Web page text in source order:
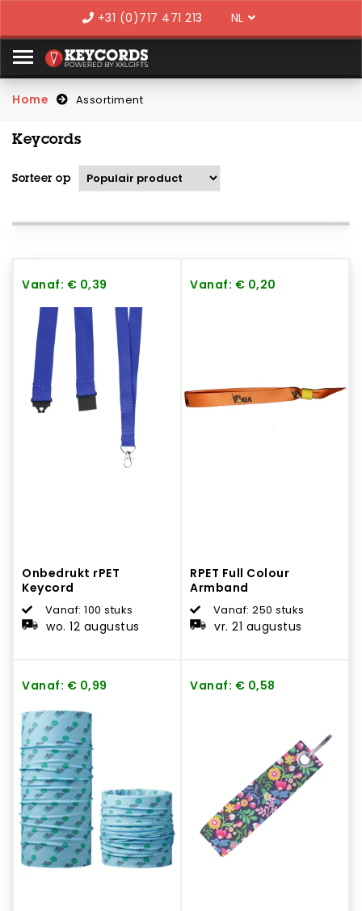
+31 (0)717 471 213
Home Assortiment
Keycords
Sorteer op
Vanaf: € 0,39
Onbedrukt rPET
Keycord
Vanaf: 100 stuks
wo. 12 augustus
Vanaf: € 0,20
RPET Full Colour
Armband
Vanaf: 250 stuks
vr. 21 augustus
Vanaf: € 0,99 Vanaf: € 0,58